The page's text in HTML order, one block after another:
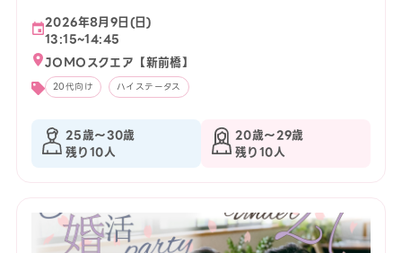
2026年8月9日(日)
13:15~14:45
JOMOスクエア【新前橋】
20代向け ハイステータス
25歳〜30歳
残り10人
20歳〜29歳
残り10人